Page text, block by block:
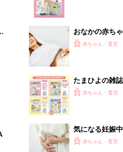
おなかの赤ち
てる？おしっ
赤ちゃん・育児
たまひよの雑誌
赤ちゃん・育児
気になる妊娠
配のない張り
赤ちゃん・育児